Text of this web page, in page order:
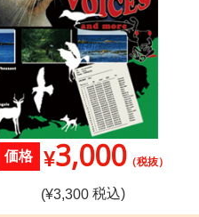
価格 ¥3,000（税抜）
(¥3,300税込)